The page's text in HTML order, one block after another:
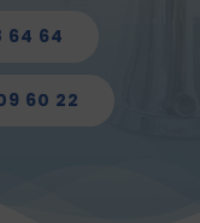
64 64
60 22